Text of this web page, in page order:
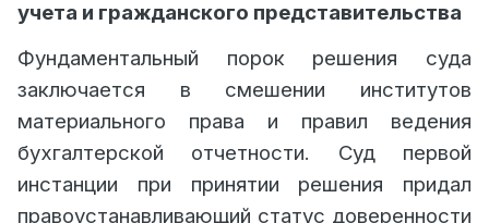
учета и гражданского представительства
Фундаментальный порок решения суда
заключается в смешении институтов
материального права и правил ведения
бухгалтерской отчетности. Суд первой
инстанции при принятии решения придал
правоустанавливающий статус доверенности